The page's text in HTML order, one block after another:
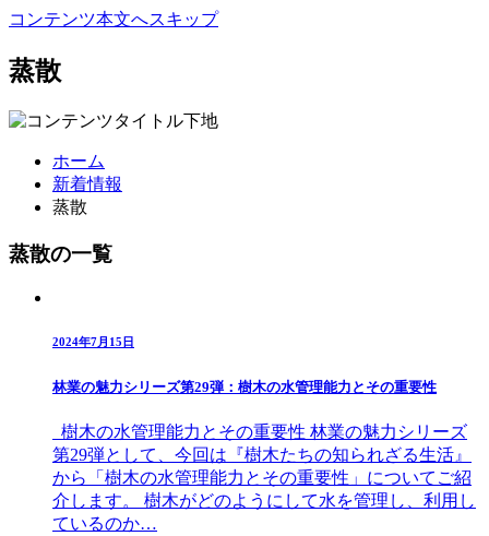
コンテンツ本文へスキップ
蒸散
ホーム
新着情報
蒸散
蒸散の一覧
2024年7月15日
林業の魅力シリーズ第29弾：樹木の水管理能力とその重要性
樹木の水管理能力とその重要性 林業の魅力シリーズ
第29弾として、今回は『樹木たちの知られざる生活』
から「樹木の水管理能力とその重要性」についてご紹
介します。 樹木がどのようにして水を管理し、利用し
ているのか…